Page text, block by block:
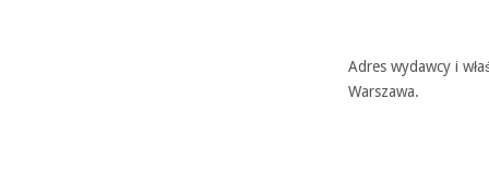
Adres wydawcy i
Warszawa.